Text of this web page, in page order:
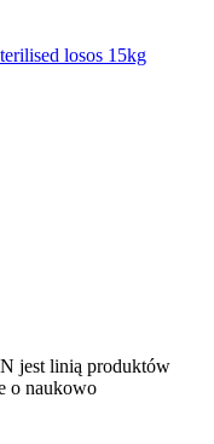
jest linią produktów
o naukowo